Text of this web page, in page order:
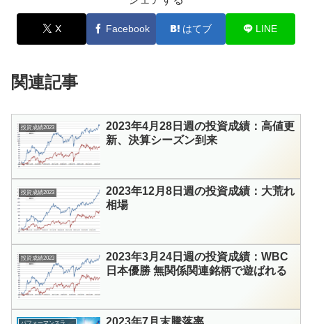
X Facebook はてブ LINE
関連記事
投資成績2023
2023年4月28日週の投資成績：高値更
新、決算シーズン到来
投資成績2023
2023年12月8日週の投資成績：大荒れ
相場
投資成績2023
2023年3月24日週の投資成績：WBC
日本優勝 無関係関連銘柄で遊ばれる
2023年7月末騰落率